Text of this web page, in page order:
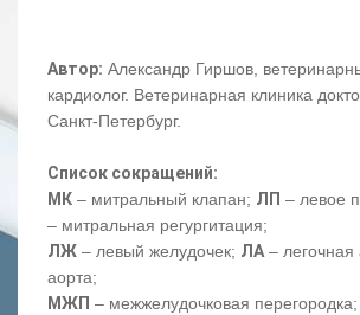
Автор: Александр Гиршов,
кардиолог. Ветеринарная клиника
Санкт-Петербург.
Список сокращений:
МК – митральный клапан; ЛП – левое
– митральная регургитация;
ЛЖ – левый желудочек; ЛА– легочная
аорта;
МЖП – межжелудочковая перегородка;